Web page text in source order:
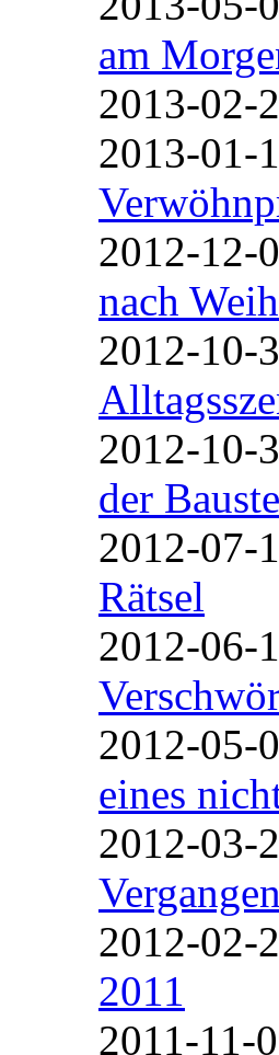
am
2013-02-
2013-01-
2012-12-
nach
2012-10-
2012-10-
der
2012-07-
Rätsel
2012-06-
2012-05-
eines
2012-03-
2012-02-
2011
2011-11-